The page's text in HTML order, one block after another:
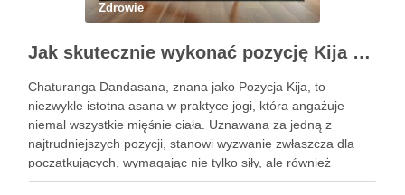
Zdrowie
Jak skutecznie wykonać pozycję Kija w jodze? Przewodnik krok po kroku
Chaturanga Dandasana, znana jako Pozycja Kija, to
niezwykle istotna asana w praktyce jogi, która angażuje
niemal wszystkie mięśnie ciała. Uznawana za jedną z
najtrudniejszych pozycji, stanowi wyzwanie zwłaszcza dla
początkujących, wymagając nie tylko siły, ale również
precyzyjnego ustawienia ciała. Właściwe wykonanie tej